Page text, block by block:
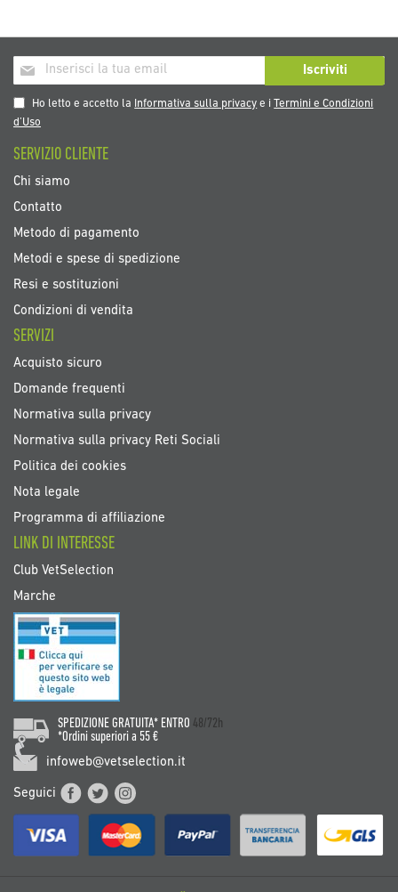
Iscriviti
alla
nostra
Newsletter:
Iscriviti
Ho letto e accetto la Informativa sulla privacy e i
Termini e Condizioni
d’Uso
SERVIZIO CLIENTE
Chi siamo
Contatto
Metodo di pagamento
Metodi e spese di spedizione
Resi e sostituzioni
Condizioni di vendita
SERVIZI
Acquisto sicuro
Domande frequenti
Normativa sulla privacy
Normativa sulla privacy Reti Sociali
Politica dei cookies
Nota legale
Programma di affiliazione
LINK DI INTERESSE
Club VetSelection
Marche
SPEDIZIONE GRATUITA* ENTRO 48/72h
*Ordini superiori a 55 €
infoweb@vetselection.it
Seguici